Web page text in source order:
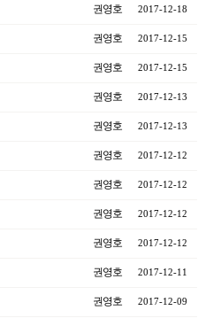
권영호 2017-12-18
권영호 2017-12-15
권영호 2017-12-15
권영호 2017-12-13
권영호 2017-12-13
권영호 2017-12-12
권영호 2017-12-12
권영호 2017-12-12
권영호 2017-12-12
권영호 2017-12-11
권영호 2017-12-09